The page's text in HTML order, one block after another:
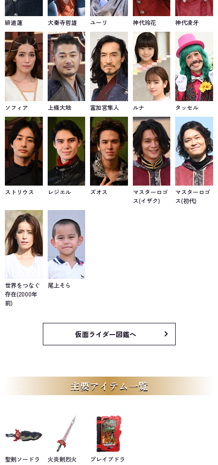
緋道蓮 大秦寺哲雄 ユーリ 神代玲花 神代凌牙
ソフィア 上條大地 富加宮隼人 ルナ タッセル
ストリウス レジエル ズオス
マスターロゴ
ス(イザク)
マスターロゴ
ス(初代)
世界をつなぐ
存在(2000年
前)
尾上そら
仮面ライダー図鑑へ
主要アイテム一覧
聖剣ソードラ
火炎剣烈火
ブレイブドラ